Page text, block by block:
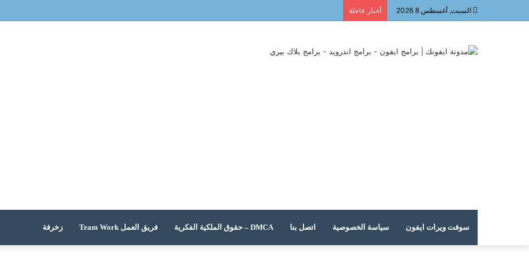
السبت, أغسطس 8 2026 أخبار عاجلة
سوفت ويرات ايفون سياسة الخصوصية اتصل بنا DMCA – حقوق الملكية الفكرية فريق العمل Team Work زخرفة